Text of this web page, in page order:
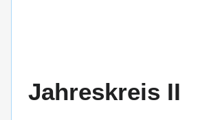
Jahreskreis II